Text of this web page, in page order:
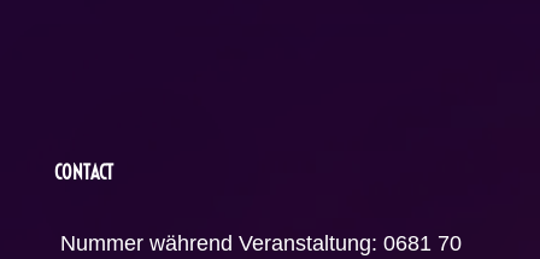
CONTACT
Nummer während Veranstaltung: 0681 70